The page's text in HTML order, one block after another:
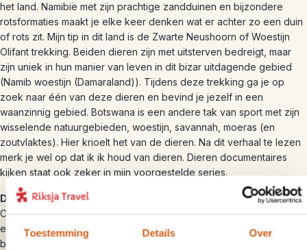
Toestemming Details Over
het land. Namibië met zijn prachtige zandduinen en bijzondere
rotsformaties maakt je elke keer denken wat er achter zo een duin
of rots zit. Mijn tip in dit land is de Zwarte Neushoorn of Woestijn
Olifant trekking. Beiden dieren zijn met uitsterven bedreigt, maar
zijn uniek in hun manier van leven in dit bizar uitdagende gebied
(Namib woestijn (Damaraland)). Tijdens deze trekking ga je op
zoek naar één van deze dieren en bevind je jezelf in een
waanzinnig gebied. Botswana is een andere tak van sport met zijn
wisselende natuurgebieden, woestijn, savannah, moeras (en
zoutvlaktes). Hier krioelt het van de dieren. Na dit verhaal te lezen
merk je wel op dat ik ik houd van dieren. Dieren documentaires
kijken staat ook zeker in mijn voorgestelde series.
De ultieme tipdie ik hier heb is om zelf met de kampeerauto door
Chobe nationaal park en Moremi nationaal park te rijden, wat je rij
ervaring op de proef stelt. Daarnaast raad ik aan om de
bivakovernachting te doen op de zoutvlaktes. Hier rijd je met een